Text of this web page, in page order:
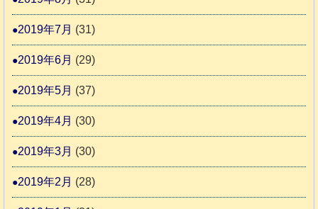
2019年7月 (31)
2019年6月 (29)
2019年5月 (37)
2019年4月 (30)
2019年3月 (30)
2019年2月 (28)